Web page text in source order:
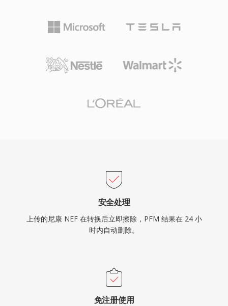
安全处理
上传的尼康 NEF 在转换后立即擦除，PFM 结果在 24 小
时内自动删除。
免注册使用